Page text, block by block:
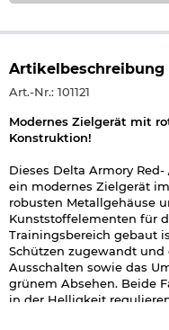
Artikelbeschreibung
Art.-Nr.: 101121
Modernes Zielgerät mit
Konstruktion!
Dieses Delta Armory
ein modernes Zielgerät
robusten Metallgehäuse
Kunststoffelementen für
Trainingsbereich gebaut
Schützen zugewandt
Ausschalten sowie das
grünem Absehen. Beide
in der Helligkeit